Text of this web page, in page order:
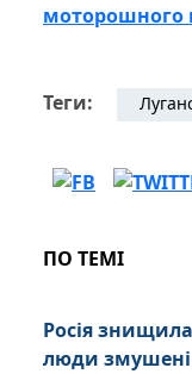
моторошного
Теги:
ПО ТЕМІ
Росія
люди